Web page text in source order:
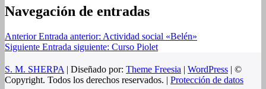
Navegación de entradas
Anterior Entrada anterior: Actividad social «Belén»
Siguiente Entrada siguiente: Curso Piolet
S. M. SHERPA | Diseñado por: Theme Freesia | WordPress | ©
Copyright. Todos los derechos reservados. | Protección de datos